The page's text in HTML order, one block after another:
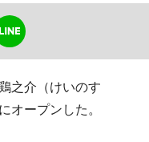
之介（けいのす
オープンした。